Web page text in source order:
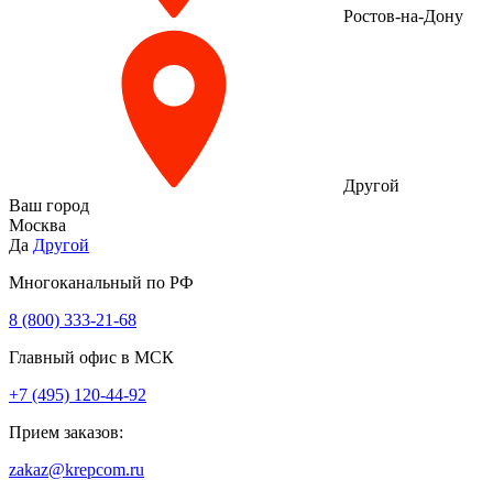
Ростов-на-Дону
Другой
Ваш город
Москва
Да Другой
Многоканальный по РФ
8 (800) 333‑21-68
Главный офис в МСК
+7 (495) 120-44-92
Прием заказов:
zakaz@krepcom.ru